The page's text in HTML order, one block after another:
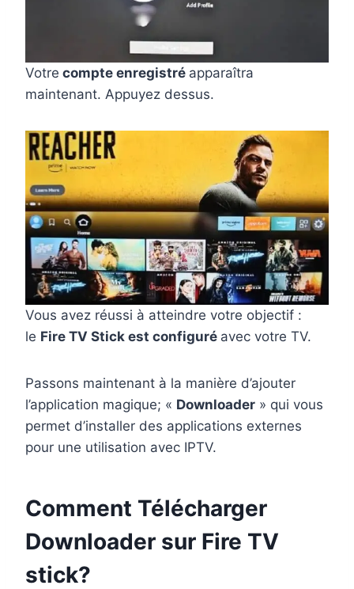
Votre compte enregistré apparaîtra
maintenant. Appuyez dessus.
Vous avez réussi à atteindre votre objectif :
le Fire TV Stick est configuré avec votre TV.
Passons maintenant à la manière d’ajouter
l’application magique; « Downloader » qui vous
permet d’installer des applications externes
pour une utilisation avec IPTV.
Comment Télécharger
Downloader sur Fire TV
stick?